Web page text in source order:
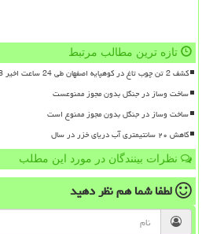
تازه ترین مطالب مرتبط
کشف 2 تن چوب تاغ در کوهپایه اصفهان طی 24 ساعت اخیر 8 نفر دستگیر شدند
ساخت وساز در جنگل بدون مجوز ممنوعست
ساخت وساز در جنگل بدون مجوز ممنوع است
کاهش ۲۰ سانتیمتری آب دریای خزر در سال
نظرات بینندگان در مورد این مطلب
لطفا شما همنظر دهید